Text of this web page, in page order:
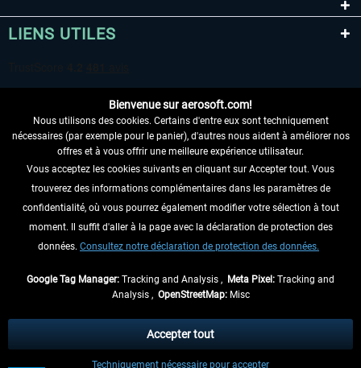
LIENS UTILES
RENONCER AU CONTRAT ICI
INFORMATIONS
NE MANQUEZ PAS LES DERNIÈRES
échéant, frais de remboursement, si aucune description contraire.
** S'applique aux envois vers l'Allemagne. Pour les autres pays, veuillez
Bienvenue sur aerosoft.com!
Nous utilisons des cookies. Certains d'entre eux sont techniquement
nécessaires (par exemple pour le panier), d'autres nous aident à améliorer nos
offres et à vous offrir une meilleure expérience utilisateur.
Vous acceptez les cookies suivants en cliquant sur Accepter tout. Vous
trouverez des informations complémentaires dans les paramètres de
confidentialité, où vous pourrez également modifier votre sélection à tout
moment. Il suffit d'aller à la page avec la déclaration de protection des
données. Consultez notre déclaration de protection des données.
Google Tag Manager: Tracking and Analysis , Meta Pixel: Tracking and
Analysis , OpenStreetMap:Misc
Techniquement nécessaire pour accepter
Accepter tout